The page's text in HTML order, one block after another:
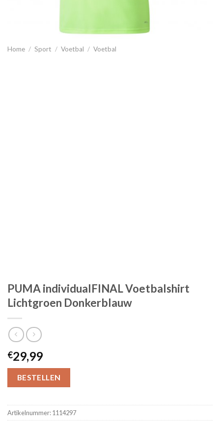
Home / Sport / Voetbal / Voetbal
PUMA individualFINAL Voetbalshirt
Lichtgroen Donkerblauw
€29,99
BESTELLEN
Artikelnummer:1114297